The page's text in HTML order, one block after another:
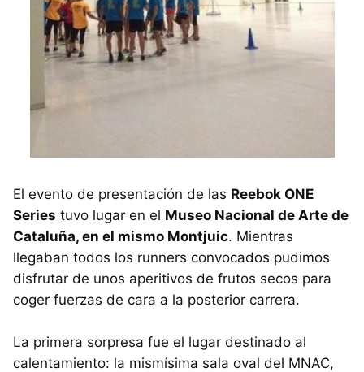
El evento de presentación de las Reebok ONE
Series tuvo lugar en el Museo Nacional de Arte de
Cataluña, en el mismo Montjuic. Mientras
llegaban todos los runners convocados pudimos
disfrutar de unos aperitivos de frutos secos para
coger fuerzas de cara a la posterior carrera.
La primera sorpresa fue el lugar destinado al
calentamiento: la mismísima sala oval del MNAC,